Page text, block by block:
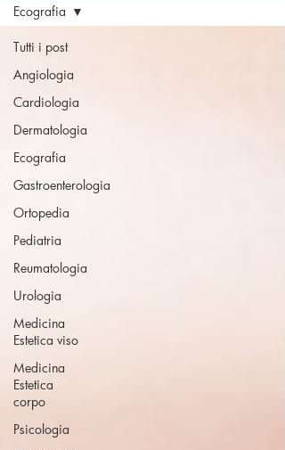
Tutti i post
Angiologia
Cardiologia
Dermatologia
Ecografia
Gastroenterologia
Ortopedia
Pediatria
Reumatologia
Urologia
Medicina
Estetica viso
Medicina
Estetica
corpo
Psicologia
Ecografia